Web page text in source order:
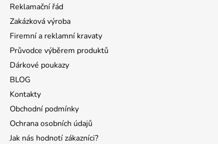
Reklamační řád
Zakázková výroba
Firemní a reklamní kravaty
Průvodce výběrem produktů
Dárkové poukazy
BLOG
Kontakty
Obchodní podmínky
Ochrana osobních údajů
Jak nás hodnotí zákazníci?